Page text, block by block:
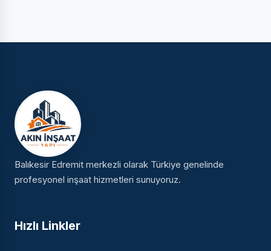
Balıkesir Edremit merkezli olarak Türkiye genelinde
profesyonel inşaat hizmetleri sunuyoruz.
Hızlı Linkler